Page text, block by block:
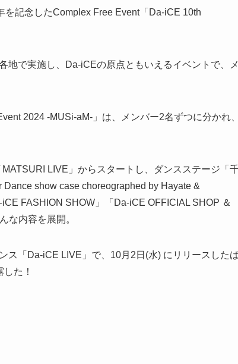
記念したComplex Free Event「Da-iCE 10th
地で実施し、Da-iCEの原点ともいえるイベントで、
2024 -MUSi-aM-」は、メンバー2名ずつに分かれ
LIVE」からスタートし、ダンスステージ「
show case choreographed by Hayate &
FASHION SHOW」「Da-iCE OFFICIAL SHOP ＆
な内容を展開。
ス「Da-iCE LIVE」で、10月2日(水) にリリースした
た！